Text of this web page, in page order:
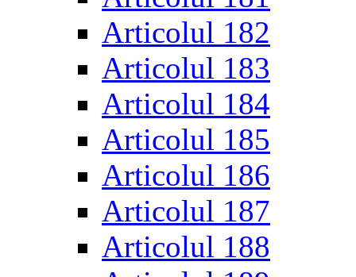
Articolul 182
Articolul 183
Articolul 184
Articolul 185
Articolul 186
Articolul 187
Articolul 188